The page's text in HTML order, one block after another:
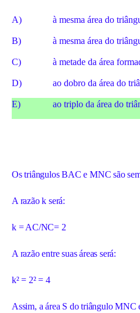
A) à mesma área do
B) à mesma área do
C) à metade da área
D) ao dobro da área do
E) ao triplo da área do
Os triângulos BAC e MNC são
A razão k será:
k = AC/NC= 2
A razão entre suas áreas será:
k² = 2² = 4
Assim, a área S do triângulo MNC